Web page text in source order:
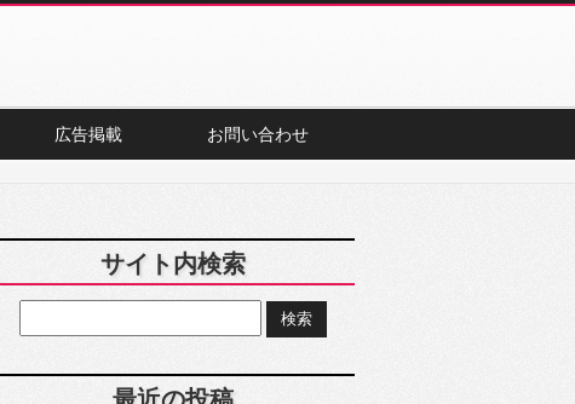
広告掲載 お問い合わせ
サイト内検索